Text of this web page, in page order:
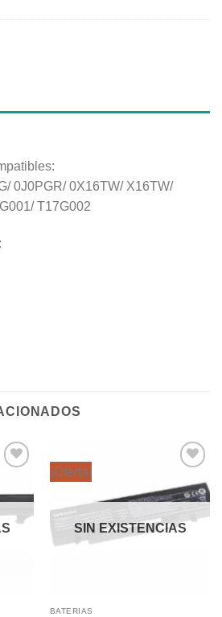
0J0PGR/ 0X16TW/ X16TW/
T17G002
de
¡Oferta!
a la
lista de
SIN EXISTENCIAS
BATERIAS